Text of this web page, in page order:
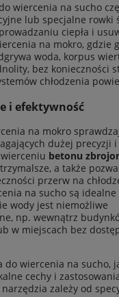
wiercenia na sucho
lub specjalne rowki
ciepła i
na mokro, gdzie
woda, korpus
bez konieczności
chłodzenia
i efektywność
na mokro
dużej precyzji i
betonu
a także
przerw na
na sucho są
wody jest niemożliwe
np. wewnątrz
w miejscach bez
do wiercenia na sucho,
cechy i
zależy od